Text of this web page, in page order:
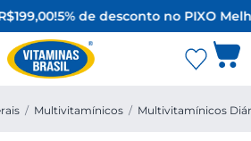
5% de desconto no PIXO
/ Multivitamínicos / Multivitamínicos